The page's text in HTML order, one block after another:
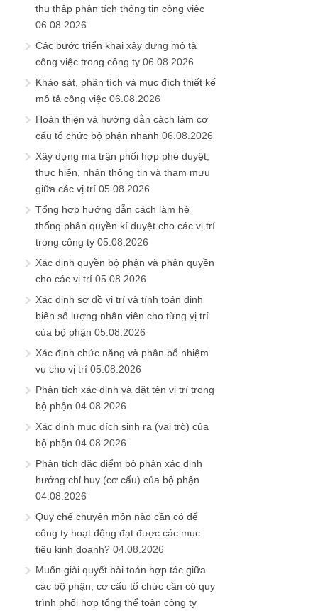
thu thập phân tích thông tin công việc
06.08.2026
Các bước triển khai xây dựng mô tả
công việc trong công ty 06.08.2026
Khảo sát, phân tích và mục đích thiết kế
mô tả công việc 06.08.2026
Hoàn thiện và hướng dẫn cách làm cơ
cấu tổ chức bộ phận nhanh 06.08.2026
Xây dựng ma trận phối hợp phê duyệt,
thực hiện, nhận thông tin và tham mưu
giữa các vị trí 05.08.2026
Tổng hợp hướng dẫn cách làm hệ
thống phân quyền kí duyệt cho các vị trí
trong công ty 05.08.2026
Xác định quyền bộ phận và phân quyền
cho các vị trí 05.08.2026
Xác định sơ đồ vị trí và tính toán định
biên số lượng nhân viên cho từng vị trí
của bộ phận 05.08.2026
Xác định chức năng và phân bổ nhiệm
vụ cho vị trí 05.08.2026
Phân tích xác định và đặt tên vị trí trong
bộ phận 04.08.2026
Xác định mục đích sinh ra (vai trò) của
bộ phận 04.08.2026
Phân tích đặc điểm bộ phận xác định
hướng chỉ huy (cơ cấu) của bộ phận
04.08.2026
Quy chế chuyên môn nào cần có để
công ty hoạt động đạt được các mục
tiêu kinh doanh? 04.08.2026
Muốn giải quyết bài toán hợp tác giữa
các bộ phận, cơ cấu tổ chức cần có quy
trình phối hợp tổng thể toàn công ty